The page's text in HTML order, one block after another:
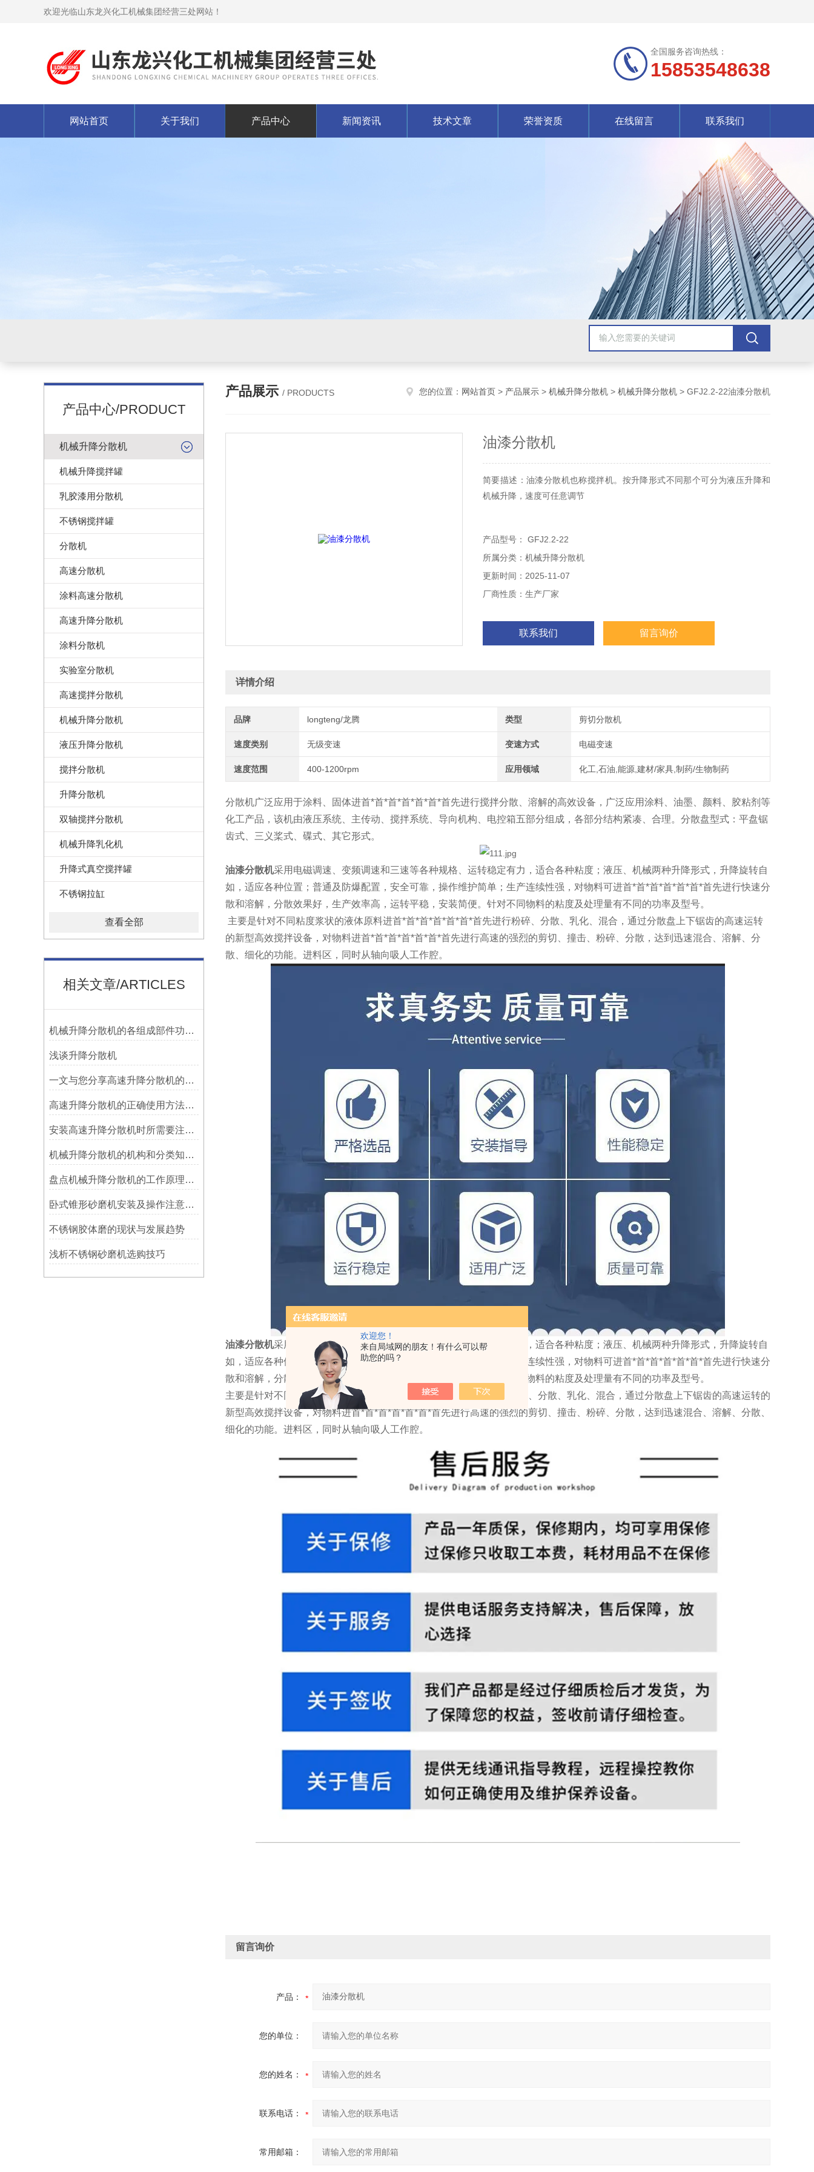
欢迎您！
来自局域网的朋友！有什么可以帮
助您的吗？
欢迎光临山东龙兴化工机械集团经营三处网站！
全国服务咨询热线：
15853548638
网站首页 关于我们 产品中心 新闻资讯 技术文章 荣誉资质 在线留言 联系我们
产品中心/PRODUCT
机械升降分散机
机械升降搅拌罐
乳胶漆用分散机
不锈钢搅拌罐
分散机
高速分散机
涂料高速分散机
高速升降分散机
涂料分散机
实验室分散机
高速搅拌分散机
机械升降分散机
液压升降分散机
搅拌分散机
升降分散机
双轴搅拌分散机
机械升降乳化机
升降式真空搅拌罐
不锈钢拉缸
查看全部
相关文章/ARTICLES
机械升降分散机的各组成部件功能特点分享
浅谈升降分散机
一文与您分享高速升降分散机的选购注意事项
高速升降分散机的正确使用方法分享
安装高速升降分散机时所需要注意的事项分享
机械升降分散机的机构和分类知识总结，专业人士必看！
盘点机械升降分散机的工作原理和性能特点，一定有你不知道的！
卧式锥形砂磨机安装及操作注意事项
不锈钢胶体磨的现状与发展趋势
浅析不锈钢砂磨机选购技巧
产品展示 / PRODUCTS 您的位置： 网站首页 > 产品展示 > 机械升降分散机 > 机械升降分散机 > GFJ2.2-22油漆分散机
油漆分散机
简要描述：油漆分散机也称搅拌机。按升降形式不同那个可分为液压升降和
机械升降，速度可任意调节
产品型号： GFJ2.2-22
所属分类：机械升降分散机
更新时间：2025-11-07
厂商性质：生产厂家
联系我们 留言询价
详情介绍
品牌 longteng/龙腾 类型 剪切分散机
速度类别 无级变速 变速方式 电磁变速
速度范围 400-1200rpm 应用领域 化工,石油,能源,建材/家具,制药/生物制药
分散机广泛应用于涂料、固体进首*首*首*首*首*首*首先进行搅拌分散、溶解的高效设备，广泛应用涂料、油墨、颜料、胶粘剂等
化工产品，该机由液压系统、主传动、搅拌系统、导向机构、电控箱五部分组成，各部分结构紧凑、合理。分散盘型式：平盘锯
齿式、三义桨式、碟式、其它形式。
油漆分散机采用电磁调速、变频调速和三速等各种规格、运转稳定有力，适合各种粘度；液压、机械两种升降形式，升降旋转自
如，适应各种位置；普通及防爆配置，安全可靠，操作维护简单；生产连续性强，对物料可进首*首*首*首*首*首*首先进行快速分
散和溶解，分散效果好，生产效率高，运转平稳，安装简便。针对不同物料的粘度及处理量有不同的功率及型号。
主要是针对不同粘度浆状的液体原料进首*首*首*首*首*首*首先进行粉碎、分散、乳化、混合，通过分散盘上下锯齿的高速运转
的新型高效搅拌设备，对物料进首*首*首*首*首*首*首先进行高速的强烈的剪切、撞击、粉碎、分散，达到迅速混合、溶解、分
散、细化的功能。进料区，同时从轴向吸人工作腔。
油漆分散机采用电磁调速、变频调速和三速等各种规格、运转稳定有力，适合各种粘度；液压、机械两种升降形式，升降旋转自
如，适应各种位置；普通及防爆配置，安全可靠，操作维护简单；生产连续性强，对物料可进首*首*首*首*首*首*首先进行快速分
散和溶解，分散效果好，生产效率高，运转平稳，安装简便。针对不同物料的粘度及处理量有不同的功率及型号。
主要是针对不同粘度浆状的液体原料进首*首*首*首*首*首*首先进行粉碎、分散、乳化、混合，通过分散盘上下锯齿的高速运转的
新型高效搅拌设备，对物料进首*首*首*首*首*首*首先进行高速的强烈的剪切、撞击、粉碎、分散，达到迅速混合、溶解、分散、
细化的功能。进料区，同时从轴向吸人工作腔。
留言询价
产品：
您的单位：
您的姓名：
联系电话：
常用邮箱：